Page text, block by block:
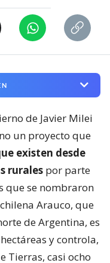
de Javier Milei
un proyecto que
existen desde
rurales por parte
que se nombraron
Arauco, que
de Argentina, es
y controla,
Tierras, casi ocho